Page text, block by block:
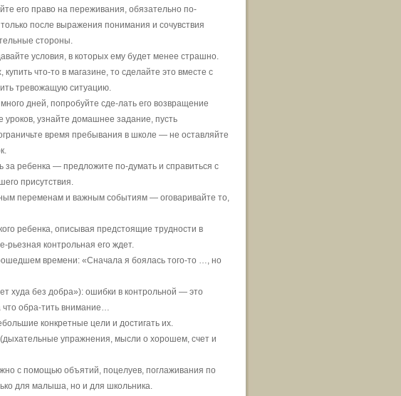
его право на переживания, обязательно по-
после выражения понимания и сочувствия
стороны.
условия, в которых ему будет менее страшно.
что-то в магазине, то сделайте это вместе с
тревожащую ситуацию.
дней, попробуйте сде-лать его возвращение
узнайте домашнее задание, пусть
время пребывания в школе — не оставляйте
за ребенка — предложите по-думать и справиться с
присутствия.
переменам и важным событиям — оговаривайте то,
ребенка, описывая предстоящие трудности в
рьезная контрольная его ждет.
времени: «Сначала я боялась того-то …, но
худа без добра»): ошибки в контрольной — это
что обра-тить внимание…
конкретные цели и достигать их.
(дыхательные упражнения, мысли о хорошем, счет и
с помощью объятий, поцелуев, поглаживания по
для малыша, но и для школьника.